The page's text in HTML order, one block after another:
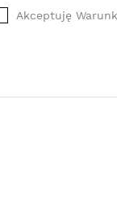
Akceptuję